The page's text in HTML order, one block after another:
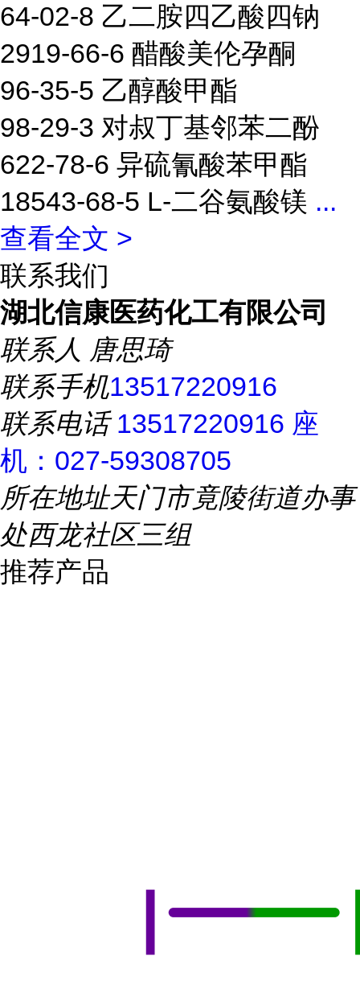
64-02-8 乙二胺四乙酸四钠
2919-66-6 醋酸美伦孕酮
96-35-5 乙醇酸甲酯
98-29-3 对叔丁基邻苯二酚
622-78-6 异硫氰酸苯甲酯
18543-68-5 L-二谷氨酸镁 ...
查看全文 >
联系我们
湖北信康医药化工有限公司
联系人 唐思琦
联系手机13517220916
联系电话13517220916 座
机：027-59308705
所在地址天门市竟陵街道办事
处西龙社区三组
推荐产品